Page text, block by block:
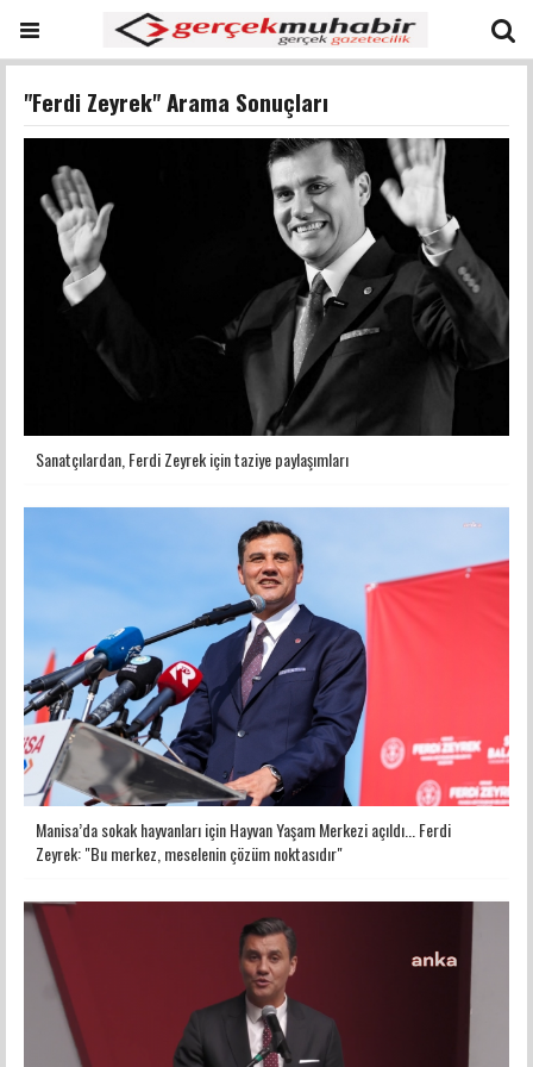
"Ferdi Zeyrek" Arama Sonuçları
Sanatçılardan, Ferdi Zeyrek için taziye paylaşımları
Manisa’da sokak hayvanları için Hayvan Yaşam Merkezi açıldı... Ferdi
Zeyrek: "Bu merkez, meselenin çözüm noktasıdır"